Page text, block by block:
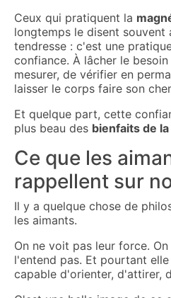
Ceux qui pratiquent la
longtemps le disent souvent
tendresse : c'est une
confiance. À lâcher le
mesurer, de vérifier en
laisser le corps faire son
Et quelque part, cette
plus beau des bienfaits de
Ce que les
rappellent sur
Il y a quelque chose de
les aimants.
On ne voit pas leur force.
l'entend pas. Et pourtant
capable d'orienter, d'attirer,